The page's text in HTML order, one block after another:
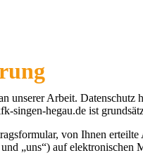
unserer Arbeit.
singen-hegau.de ist
von Ihnen
„uns“) auf elektronischen